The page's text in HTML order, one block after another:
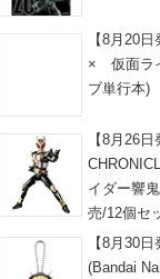
【8月20
× 仮面ラ
ブ単行本)
【8月26
イダー響
売/12個セ
【8月30
(Bandai